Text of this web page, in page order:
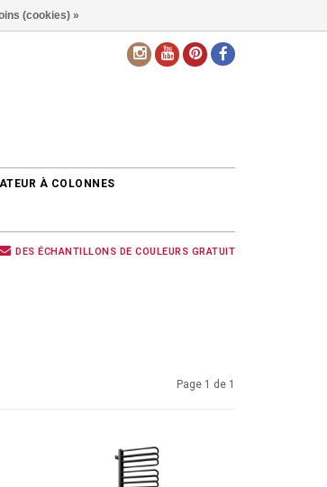
À COLONNES
DES ÉCHANTILLONS DE COULEURS GRATUIT
Page 1 de 1
(cookies) »